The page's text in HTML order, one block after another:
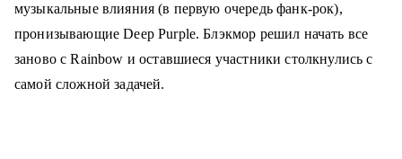
музыкальные влияния (в первую очередь фанк-рок),
пронизывающие Deep Purple. Блэкмор решил начать все
заново с Rainbow и оставшиеся участники столкнулись с
самой сложной задачей.